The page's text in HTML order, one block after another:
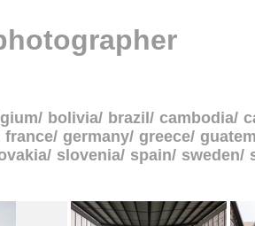
bolivia brazil cambodia
france germany greece
slovenia spain sweden